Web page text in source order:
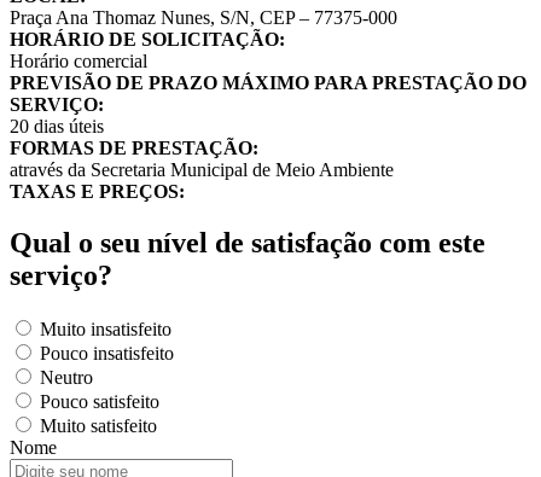
Praça Ana Thomaz Nunes, S/N, CEP – 77375-000
HORÁRIO DE SOLICITAÇÃO:
Horário comercial
PREVISÃO DE PRAZO MÁXIMO PARA PRESTAÇÃO DO
SERVIÇO:
20 dias úteis
FORMAS DE PRESTAÇÃO:
através da Secretaria Municipal de Meio Ambiente
TAXAS E PREÇOS:
Qual o seu nível de satisfação com este
serviço?
Muito insatisfeito
Pouco insatisfeito
Neutro
Pouco satisfeito
Muito satisfeito
Nome